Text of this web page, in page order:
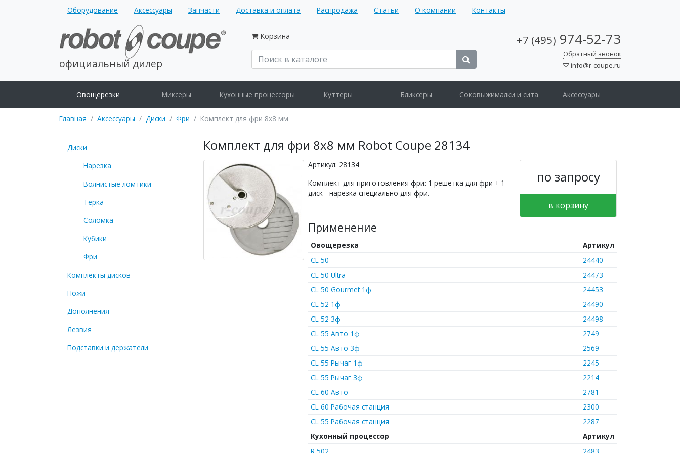
Оборудование Аксессуары Запчасти Доставка и оплата Распродажа Статьи О компании Контакты
официальный дилер
Корзина +7 (495) 974-52-73
Обратный звонок
info@r-coupe.ru
Овощерезки Миксеры Кухонные процессоры Куттеры Бликсеры Соковыжималки и сита Аксессуары
Главная Аксессуары Диски Фри Комплект для фри 8х8 мм
Диски
Нарезка
Волнистые ломтики
Терка
Соломка
Кубики
Фри
Комплекты дисков
Ножи
Дополнения
Лезвия
Подставки и держатели
Комплект для фри 8х8 мм Robot Coupe 28134
по запросу
в корзину
Артикул: 28134
Комплект для приготовления фри: 1 решетка для фри + 1
диск - нарезка специально для фри.
Применение
Овощерезка
Артикул
CL 50
24440
CL 50 Ultra
24473
CL 50 Gourmet 1ф
24453
CL 52 1ф
24490
CL 52 3ф
24498
CL 55 Авто 1ф
2749
CL 55 Авто 3ф
2569
CL 55 Рычаг 1ф
2245
CL 55 Рычаг 3ф
2214
CL 60 Авто
2781
CL 60 Рабочая станция
2300
CL 55 Рабочая станция
2287
Кухонный процессор
Артикул